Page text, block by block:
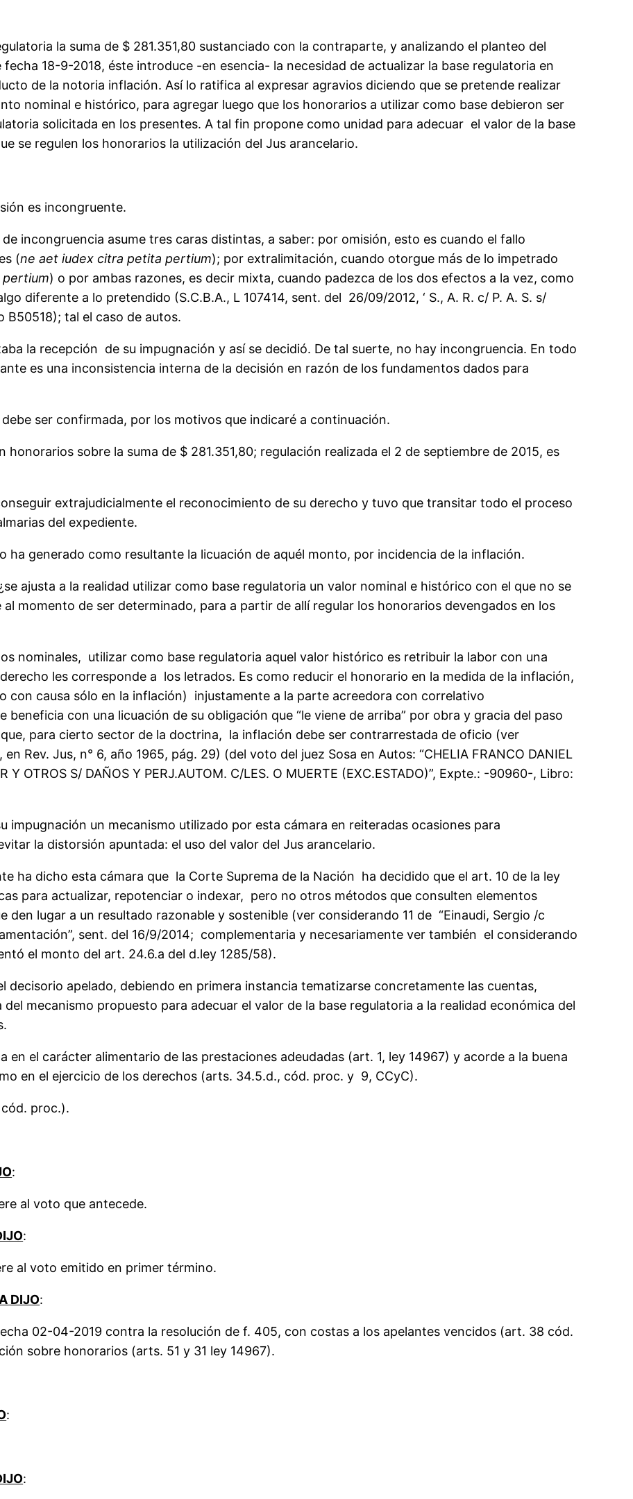
la suma de $ 281.351,80 sustanciado con la contraparte, y analizando el planteo del
18-9-2018, éste introduce -en esencia- la necesidad de actualizar la base regulatoria en
de la notoria inflación. Así lo ratifica al expresar agravios diciendo que se pretende realizar
nominal e histórico, para agregar luego que los honorarios a utilizar como base debieron ser
solicitada en los presentes. A tal fin propone como unidad para adecuar el valor de la base
se regulen los honorarios la utilización del Jus arancelario.
es incongruente.
incongruencia asume tres caras distintas, a saber: por omisión, esto es cuando el fallo
(ne aet iudex citra petita pertium); por extralimitación, cuando otorgue más de lo impetrado
) o por ambas razones, es decir mixta, cuando padezca de los dos efectos a la vez, como
diferente a lo pretendido (S.C.B.A., L 107414, sent. del 26/09/2012, ‘ S., A. R. c/ P. A. S. s/
B50518); tal el caso de autos.
la recepción de su impugnación y así se decidió. De tal suerte, no hay incongruencia. En todo
es una inconsistencia interna de la decisión en razón de los fundamentos dados para
ser confirmada, por los motivos que indicaré a continuación.
sobre la suma de $ 281.351,80; regulación realizada el 2 de septiembre de 2015, es
extrajudicialmente el reconocimiento de su derecho y tuvo que transitar todo el proceso
del expediente.
ha generado como resultante la licuación de aquél monto, por incidencia de la inflación.
ajusta a la realidad utilizar como base regulatoria un valor nominal e histórico con el que no se
momento de ser determinado, para a partir de allí regular los honorarios devengados en los
nominales, utilizar como base regulatoria aquel valor histórico es retribuir la labor con una
les corresponde a los letrados. Es como reducir el honorario en la medida de la inflación,
con causa sólo en la inflación) injustamente a la parte acreedora con correlativo
beneficia con una licuación de su obligación que “le viene de arriba” por obra y gracia del paso
para cierto sector de la doctrina, la inflación debe ser contrarrestada de oficio (ver
Rev. Jus, n° 6, año 1965, pág. 29) (del voto del juez Sosa en Autos: “CHELIA FRANCO DANIEL
Y OTROS S/ DAÑOS Y PERJ.AUTOM. C/LES. O MUERTE (EXC.ESTADO)”, Expte.: -90960-, Libro:
impugnación un mecanismo utilizado por esta cámara en reiteradas ocasiones para
la distorsión apuntada: el uso del valor del Jus arancelario.
ha dicho esta cámara que la Corte Suprema de la Nación ha decidido que el art. 10 de la ley
para actualizar, repotenciar o indexar, pero no otros métodos que consulten elementos
den lugar a un resultado razonable y sostenible (ver considerando 11 de “Einaudi, Sergio /c
sent. del 16/9/2014; complementaria y necesariamente ver también el considerando
el monto del art. 24.6.a del d.ley 1285/58).
decisorio apelado, debiendo en primera instancia tematizarse concretamente las cuentas,
mecanismo propuesto para adecuar el valor de la base regulatoria a la realidad económica del
en el carácter alimentario de las prestaciones adeudadas (art. 1, ley 14967) y acorde a la buena
en el ejercicio de los derechos (arts. 34.5.d., cód. proc. y 9, CCyC).
proc.).
:
al voto que antecede.
:
al voto emitido en primer término.
DIJO:
02-04-2019 contra la resolución de f. 405, con costas a los apelantes vencidos (art. 38 cód.
sobre honorarios (arts. 51 y 31 ley 14967).
:
: